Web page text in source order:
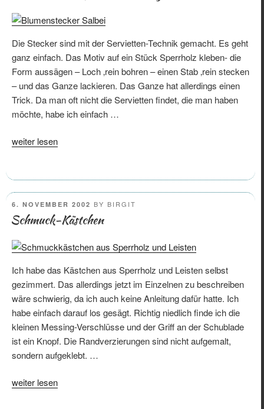
Die Stecker sind mit der Servietten-Technik gemacht. Es geht
ganz einfach. Das Motiv auf ein Stück Sperrholz kleben- die
Form aussägen – Loch ‚rein bohren – einen Stab ‚rein stecken
– und das Ganze lackieren. Das Ganze hat allerdings einen
Trick. Da man oft nicht die Servietten findet, die man haben
möchte, habe ich einfach …
weiter lesen„Blumenstecker
Kräutergarten“
POSTED
ON
6. NOVEMBER 2002 BY BIRGIT
Schmuck-Kästchen
Ich habe das Kästchen aus Sperrholz und Leisten selbst
gezimmert. Das allerdings jetzt im Einzelnen zu beschreiben
wäre schwierig, da ich auch keine Anleitung dafür hatte. Ich
habe einfach darauf los gesägt. Richtig niedlich finde ich die
kleinen Messing-Verschlüsse und der Griff an der Schublade
ist ein Knopf. Die Randverzierungen sind nicht aufgemalt,
sondern aufgeklebt. …
weiter lesen„Schmuck-